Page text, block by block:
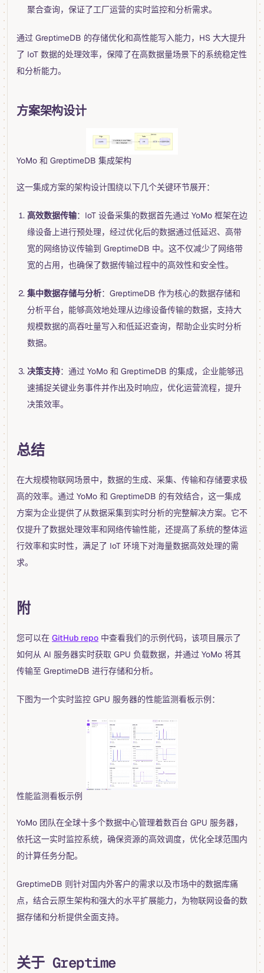
聚合查询，保证了工厂运营的实时监控和分析需求。
通过 GreptimeDB 的存储优化和高性能写入能力，HS 大大提升
了 IoT 数据的处理效率，保障了在高数据量场景下的系统稳定性
和分析能力。
方案架构设计
YoMo 和 GreptimeDB 集成架构
这一集成方案的架构设计围绕以下几个关键环节展开：
高效数据传输：IoT 设备采集的数据首先通过 YoMo 框架在边
缘设备上进行预处理，经过优化后的数据通过低延迟、高带
宽的网络协议传输到 GreptimeDB 中。这不仅减少了网络带
宽的占用，也确保了数据传输过程中的高效性和安全性。
集中数据存储与分析：GreptimeDB 作为核心的数据存储和
分析平台，能够高效地处理从边缘设备传输的数据，支持大
规模数据的高吞吐量写入和低延迟查询，帮助企业实时分析
数据。
决策支持：通过 YoMo 和 GreptimeDB 的集成，企业能够迅
速捕捉关键业务事件并作出及时响应，优化运营流程，提升
决策效率。
总结
在大规模物联网场景中，数据的生成、采集、传输和存储要求极
高的效率。通过 YoMo 和 GreptimeDB 的有效结合，这一集成
方案为企业提供了从数据采集到实时分析的完整解决方案。它不
仅提升了数据处理效率和网络传输性能，还提高了系统的整体运
行效率和实时性，满足了 IoT 环境下对海量数据高效处理的需
求。
附
您可以在 GitHub repo 中查看我们的示例代码，该项目展示了
如何从 AI 服务器实时获取 GPU 负载数据，并通过 YoMo 将其
传输至 GreptimeDB 进行存储和分析。
下图为一个实时监控 GPU 服务器的性能监测看板示例：
性能监测看板示例
YoMo 团队在全球十多个数据中心管理着数百台 GPU 服务器，
依托这一实时监控系统，确保资源的高效调度，优化全球范围内
的计算任务分配。
GreptimeDB 则针对国内外客户的需求以及市场中的数据库痛
点，结合云原生架构和强大的水平扩展能力，为物联网设备的数
据存储和分析提供全面支持。
关于 Greptime